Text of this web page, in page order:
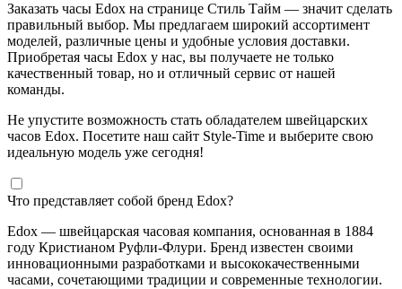
Заказать часы Edox на странице Стиль Тайм — значит сделать
правильный выбор. Мы предлагаем широкий ассортимент
моделей, различные цены и удобные условия доставки.
Приобретая часы Edox у нас, вы получаете не только
качественный товар, но и отличный сервис от нашей
команды.
Не упустите возможность стать обладателем швейцарских
часов Edox. Посетите наш сайт Style-Time и выберите свою
идеальную модель уже сегодня!
Что представляет собой бренд Edox?
Edox — швейцарская часовая компания, основанная в 1884
году Кристианом Руфли-Флури. Бренд известен своими
инновационными разработками и высококачественными
часами, сочетающими традиции и современные технологии.